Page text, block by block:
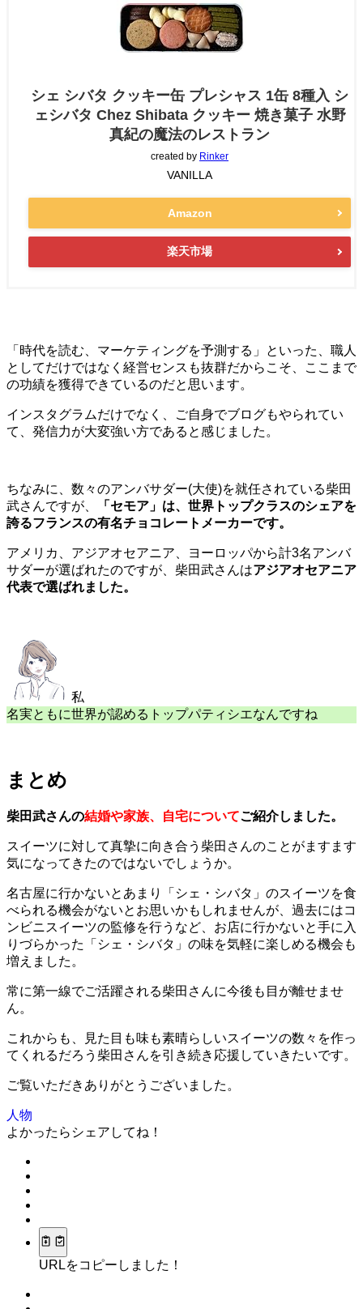
シェ シバタ クッキー缶 プレシャス 1缶 8種入 シ
ェシバタ Chez Shibata クッキー 焼き菓子 水野
真紀の魔法のレストラン
created by Rinker
VANILLA
Amazon
楽天市場
「時代を読む、マーケティングを予測する」といった、職人
としてだけではなく経営センスも抜群だからこそ、ここまで
の功績を獲得できているのだと思います。
インスタグラムだけでなく、ご自身でブログもやられてい
て、発信力が大変強い方であると感じました。
ちなみに、数々のアンバサダー(大使)を就任されている柴田
武さんですが、
「セモア」は、世界トップクラスのシェアを
誇るフランスの有名チョコレートメーカーです。
アメリカ、アジアオセアニア、ヨーロッパから計3名アンバ
サダーが選ばれたのですが、柴田武さんはアジアオセアニア
代表で選ばれました。
私
名実ともに世界が認めるトップパティシエなんですね
まとめ
柴田武さんの結婚や家族、自宅についてご紹介しました。
スイーツに対して真摯に向き合う柴田さんのことがますます
気になってきたのではないでしょうか。
名古屋に行かないとあまり「シェ・シバタ」のスイーツを食
べられる機会がないとお思いかもしれませんが、過去にはコ
ンビニスイーツの監修を行うなど、お店に行かないと手に入
りづらかった「シェ・シバタ」の味を気軽に楽しめる機会も
増えました。
常に第一線でご活躍される柴田さんに今後も目が離せませ
ん。
これからも、見た目も味も素晴らしいスイーツの数々を作っ
てくれるだろう柴田さんを引き続き応援していきたいです。
ご覧いただきありがとうございました。
人物
よかったらシェアしてね！
URLをコピーしました！